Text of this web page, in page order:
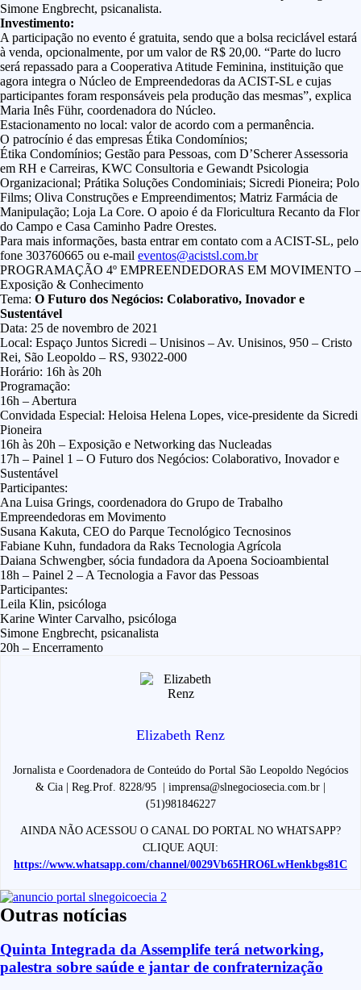
Simone Engbrecht, psicanalista.
Investimento:
A participação no evento é gratuita, sendo que a bolsa reciclável estará
à venda, opcionalmente, por um valor de R$ 20,00. “Parte do lucro
será repassado para a Cooperativa Atitude Feminina, instituição que
agora integra o Núcleo de Empreendedoras da ACIST-SL e cujas
participantes foram responsáveis pela produção das mesmas”, explica
Maria Inês Führ, coordenadora do Núcleo.
Estacionamento no local: valor de acordo com a permanência.
O patrocínio é das empresas Étika Condomínios;
Étika Condomínios; Gestão para Pessoas, com D’Scherer Assessoria
em RH e Carreiras, KWC Consultoria e Gewandt Psicologia
Organizacional; Prátika Soluções Condominiais; Sicredi Pioneira; Polo
Films; Oliva Construções e Empreendimentos; Matriz Farmácia de
Manipulação; Loja La Core. O apoio é da Floricultura Recanto da Flor
do Campo e Casa Caminho Padre Orestes.
Para mais informações, basta entrar em contato com a ACIST-SL, pelo
fone 303760665 ou e-mail eventos@acistsl.com.br
PROGRAMAÇÃO 4º EMPREENDEDORAS EM MOVIMENTO –
Exposição & Conhecimento
Tema: O Futuro dos Negócios: Colaborativo, Inovador e
Sustentável
Data: 25 de novembro de 2021
Local: Espaço Juntos Sicredi – Unisinos – Av. Unisinos, 950 – Cristo
Rei, São Leopoldo – RS, 93022-000
Horário: 16h às 20h
Programação:
16h – Abertura
Convidada Especial: Heloisa Helena Lopes, vice-presidente da Sicredi
Pioneira
16h às 20h – Exposição e Networking das Nucleadas
17h – Painel 1 – O Futuro dos Negócios: Colaborativo, Inovador e
Sustentável
Participantes:
Ana Luisa Grings, coordenadora do Grupo de Trabalho
Empreendedoras em Movimento
Susana Kakuta, CEO do Parque Tecnológico Tecnosinos
Fabiane Kuhn, fundadora da Raks Tecnologia Agrícola
Daiana Schwengber, sócia fundadora da Apoena Socioambiental
18h – Painel 2 – A Tecnologia a Favor das Pessoas
Participantes:
Leila Klin, psicóloga
Karine Winter Carvalho, psicóloga
Simone Engbrecht, psicanalista
20h – Encerramento
Elizabeth Renz
Jornalista e Coordenadora de Conteúdo do Portal São Leopoldo Negócios
& Cia | Reg.Prof. 8228/95 | imprensa@slnegociosecia.com.br |
(51)981846227
AINDA NÃO ACESSOU O CANAL DO PORTAL NO WHATSAPP?
CLIQUE AQUI:
https://www.whatsapp.com/channel/0029Vb65HRO6LwHenkbgs81C
Outras notícias
Quinta Integrada da Assemplife terá networking,
palestra sobre saúde e jantar de confraternização